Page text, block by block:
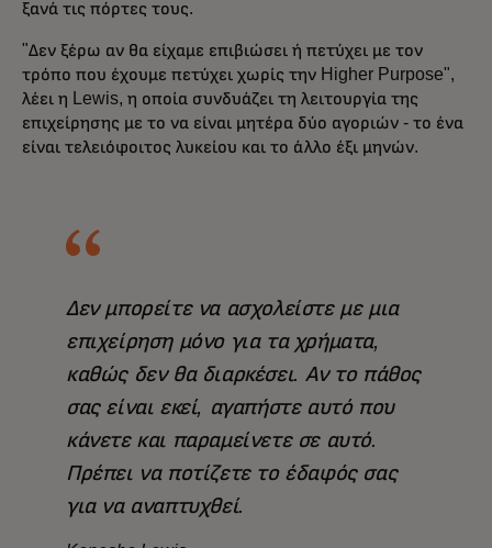
ξανά τις πόρτες τους.
"Δεν ξέρω αν θα είχαμε επιβιώσει ή πετύχει με τον
τρόπο που έχουμε πετύχει χωρίς την Higher Purpose",
λέει η Lewis, η οποία συνδυάζει τη λειτουργία της
επιχείρησης με το να είναι μητέρα δύο αγοριών - το ένα
είναι τελειόφοιτος λυκείου και το άλλο έξι μηνών.
Δεν μπορείτε να ασχολείστε με μια
επιχείρηση μόνο για τα χρήματα,
καθώς δεν θα διαρκέσει. Αν το πάθος
σας είναι εκεί, αγαπήστε αυτό που
κάνετε και παραμείνετε σε αυτό.
Πρέπει να ποτίζετε το έδαφός σας
για να αναπτυχθεί.